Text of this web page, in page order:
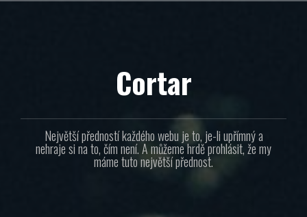
Cortar
Největší předností každého webu je to, je-li upřímný a
nehraje si na to, čím není. A můžeme hrdě prohlásit, že my
máme tuto největší přednost.